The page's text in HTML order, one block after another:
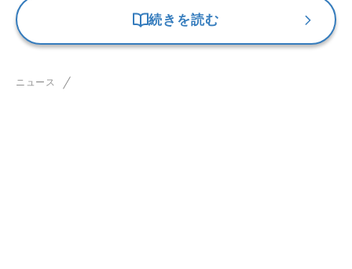
続きを読む
ニュース